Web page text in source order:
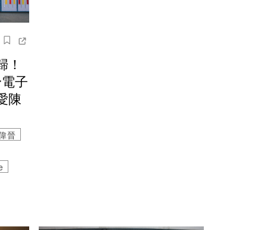
！
子
陳
晉